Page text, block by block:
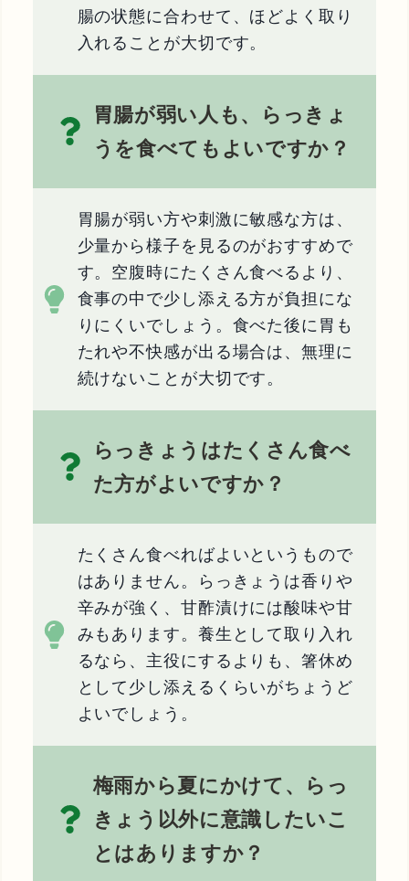
腸の状態に合わせて、ほどよく取り
入れることが大切です。
胃腸が弱い人も、らっきょ
うを食べてもよいですか？
胃腸が弱い方や刺激に敏感な方は、
少量から様子を見るのがおすすめで
す。空腹時にたくさん食べるより、
食事の中で少し添える方が負担にな
りにくいでしょう。食べた後に胃も
たれや不快感が出る場合は、無理に
続けないことが大切です。
らっきょうはたくさん食べ
た方がよいですか？
たくさん食べればよいというもので
はありません。らっきょうは香りや
辛みが強く、甘酢漬けには酸味や甘
みもあります。養生として取り入れ
るなら、主役にするよりも、箸休め
として少し添えるくらいがちょうど
よいでしょう。
梅雨から夏にかけて、らっ
きょう以外に意識したいこ
とはありますか？